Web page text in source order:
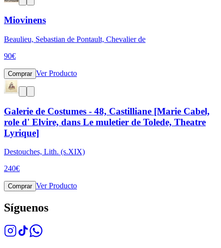
Miovinens
Beaulieu, Sebastian de Pontault, Chevalier de
90€
Comprar Ver Producto
Galerie de Costumes - 48, Castilliane [Marie Cabel,
role d' Elvire, dans Le muletier de Tolede, Theatre
Lyrique]
Destouches, Lith. (s.XIX)
240€
Comprar Ver Producto
Síguenos